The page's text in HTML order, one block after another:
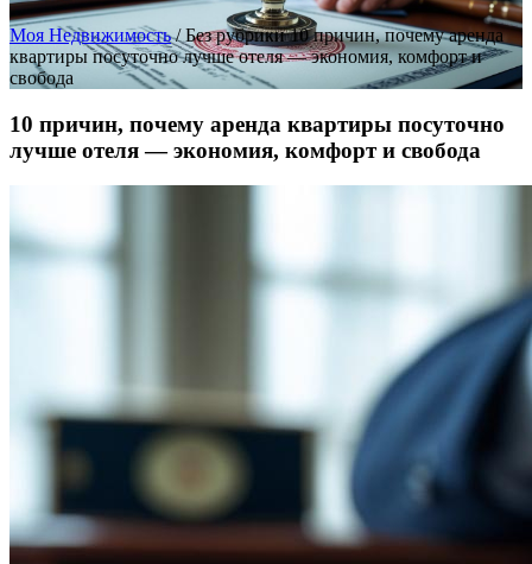
Моя Недвижимость /Без рубрики10 причин, почему аренда
квартиры посуточно лучше отеля — экономия, комфорт и
свобода
10 причин, почему аренда квартиры посуточно
лучше отеля — экономия, комфорт и свобода